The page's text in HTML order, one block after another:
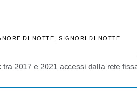
DI NOTTE SIGNORI DI NOTTE